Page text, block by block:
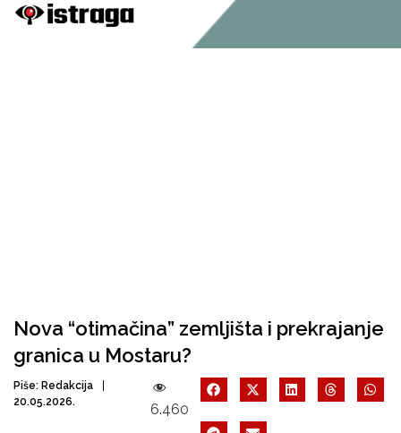
Nova “otimačina” zemljišta i prekrajanje
granica u Mostaru?
Piše: Redakcija
20.05.2026.
6.460